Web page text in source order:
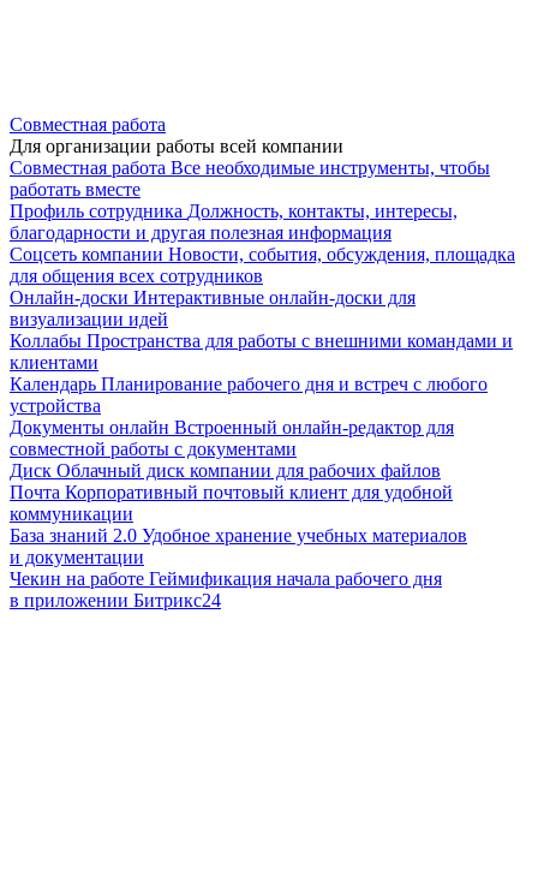
Совместная работа
Для организации работы всей компании
Совместная работа Все необходимые инструменты, чтобы
работать вместе
Профиль сотрудника Должность, контакты, интересы,
благодарности и другая полезная информация
Соцсеть компании Новости, события, обсуждения, площадка
для общения всех сотрудников
Онлайн-доски Интерактивные онлайн-доски для
визуализации идей
Коллабы Пространства для работы с внешними командами и
клиентами
Календарь Планирование рабочего дня и встреч с любого
устройства
Документы онлайн Встроенный онлайн-редактор для
совместной работы с документами
Диск Облачный диск компании для рабочих файлов
Почта Корпоративный почтовый клиент для удобной
коммуникации
База знаний 2.0 Удобное хранение учебных материалов
и документации
Чекин на работе Геймификация начала рабочего дня
в приложении Битрикс24